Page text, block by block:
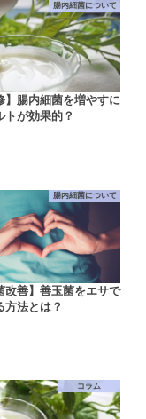
腸内細菌について
】腸内細菌を増やすに
トが効果的？
腸内細菌について
改善】善玉菌をエサで
方法とは？
コラム